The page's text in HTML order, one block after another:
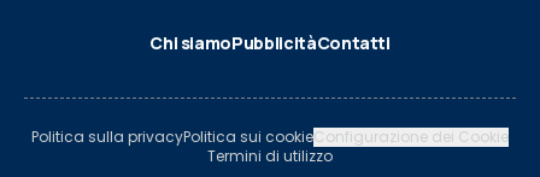
Chi siamoPubblicitàContatti
Politica sulla privacyPolitica sui cookieConfigurazione dei Cookie
Termini di utilizzo